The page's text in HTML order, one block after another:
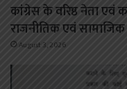
कांग्रेस के वरिष्ठ नेता एवं
राजनीतिक एवं
August 3, 2026